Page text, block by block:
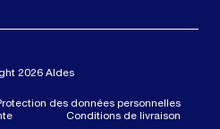
2026 Aldes
des données personnelles
Conditions de livraison